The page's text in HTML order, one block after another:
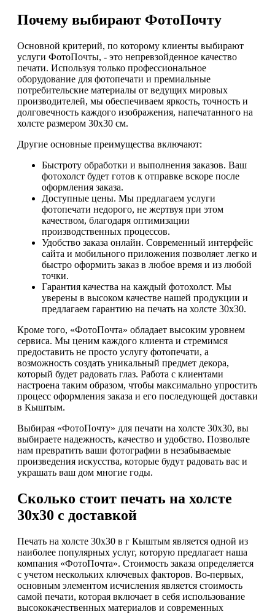
Почему выбирают ФотоПочту
Основной критерий, по которому клиенты выбирают
услуги ФотоПочты, - это непревзойденное качество
печати. Используя только профессиональное
оборудование для фотопечати и премиальные
потребительские материалы от ведущих мировых
производителей, мы обеспечиваем яркость, точность и
долговечность каждого изображения, напечатанного на
холсте размером 30х30 см.
Другие основные преимущества включают:
Быстроту обработки и выполнения заказов. Ваш
фотохолст будет готов к отправке вскоре после
оформления заказа.
Доступные цены. Мы предлагаем услуги
фотопечати недорого, не жертвуя при этом
качеством, благодаря оптимизации
производственных процессов.
Удобство заказа онлайн. Современный интерфейс
сайта и мобильного приложения позволяет легко и
быстро оформить заказ в любое время и из любой
точки.
Гарантия качества на каждый фотохолст. Мы
уверены в высоком качестве нашей продукции и
предлагаем гарантию на печать на холсте 30х30.
Кроме того, «ФотоПочта» обладает высоким уровнем
сервиса. Мы ценим каждого клиента и стремимся
предоставить не просто услугу фотопечати, а
возможность создать уникальный предмет декора,
который будет радовать глаз. Работа с клиентами
настроена таким образом, чтобы максимально упростить
процесс оформления заказа и его последующей доставки
в Кыштым.
Выбирая «ФотоПочту» для печати на холсте 30х30, вы
выбираете надежность, качество и удобство. Позвольте
нам превратить ваши фотографии в незабываемые
произведения искусства, которые будут радовать вас и
украшать ваш дом многие годы.
Сколько стоит печать на холсте
30х30 с доставкой
Печать на холсте 30х30 в г Кыштым является одной из
наиболее популярных услуг, которую предлагает наша
компания «ФотоПочта». Стоимость заказа определяется
с учетом нескольких ключевых факторов. Во-первых,
основным элементом исчисления является стоимость
самой печати, которая включает в себя использование
высококачественных материалов и современных